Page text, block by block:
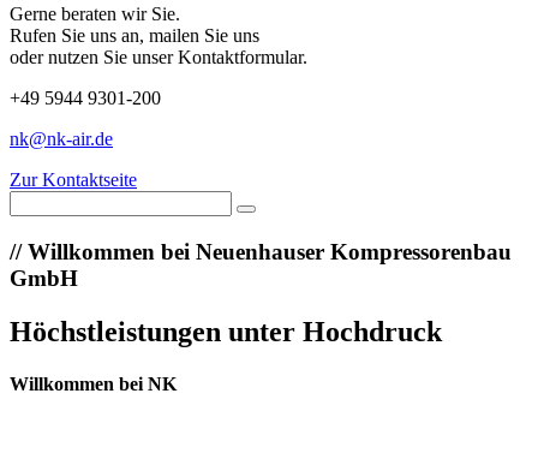
Gerne beraten wir Sie.
Rufen Sie uns an, mailen Sie uns
oder nutzen Sie unser Kontaktformular.
+49 5944 9301-200
nk@nk-air.de
Zur Kontaktseite
//Willkommen bei Neuenhauser Kompressorenbau
GmbH
Höchstleistungen unter Hochdruck
Willkommen bei NK